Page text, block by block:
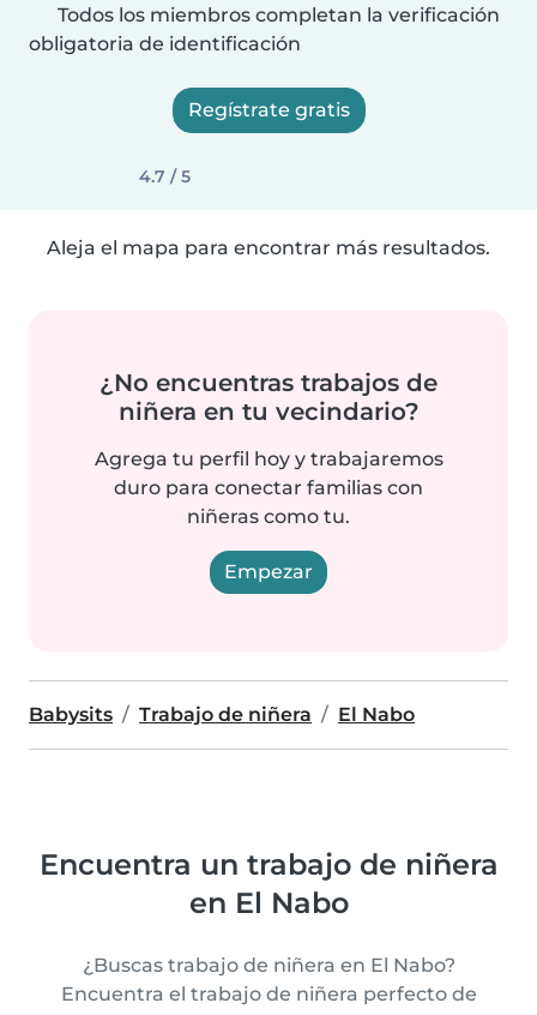
Todos los miembros completan la verificación
obligatoria de identificación
Regístrate gratis
4.7 / 5
Aleja el mapa para encontrar más resultados.
¿No encuentras trabajos de
niñera en tu vecindario?
Agrega tu perfil hoy y trabajaremos
duro para conectar familias con
niñeras como tu.
Empezar
Babysits Trabajo de niñera El Nabo
Encuentra un trabajo de niñera
en El Nabo
¿Buscas trabajo de niñera en El Nabo?
Encuentra el trabajo de niñera perfecto de